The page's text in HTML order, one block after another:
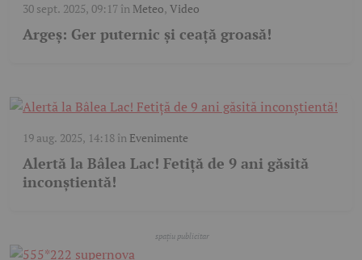
30 sept. 2025, 09:17 în Meteo, Video
Argeș: Ger puternic și ceață groasă!
19 aug. 2025, 14:18 în Evenimente
Alertă la Bâlea Lac! Fetiță de 9 ani găsită
inconștientă!